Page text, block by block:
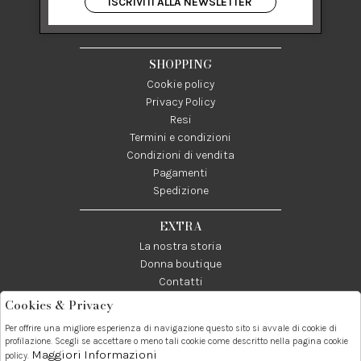
84122 Salerno Italia
P IVA 03024950655
SHOPPING
Cookie policy
Privacy Policy
Resi
Termini e condizioni
Condizioni di vendita
Pagamenti
Spedizione
EXTRA
La nostra storia
Donna boutique
Contatti
Telefono:
089237858
Whatsapp:
3338855601
Contatti:
info@donna1981.it
Cookies & Privacy
Per offrire una migliore esperienza di navigazione questo sito si avvale di cookie di
profilazione. Scegli se accettare o meno tali cookie come descritto nella pagina cookie
policy. Maggiori Informazioni